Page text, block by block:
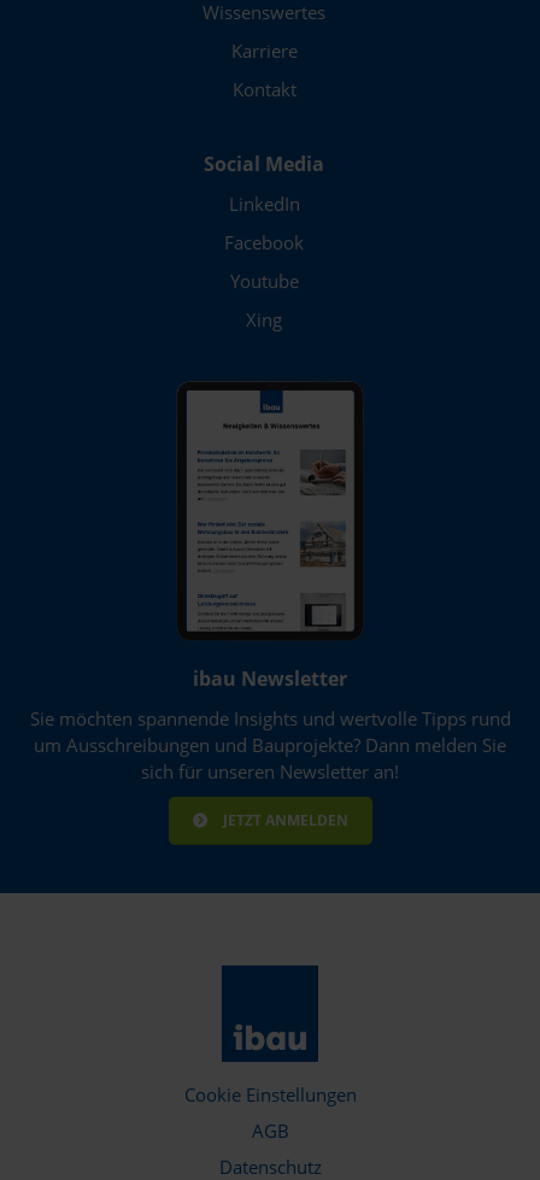
Wissenswertes
Karriere
Kontakt
Social Media
LinkedIn
Facebook
Youtube
Xing
ibau Newsletter
Sie möchten spannende Insights und wertvolle Tipps rund
um Ausschreibungen und Bauprojekte? Dann melden Sie
sich für unseren Newsletter an!
JETZT ANMELDEN
Cookie Einstellungen
AGB
Datenschutz